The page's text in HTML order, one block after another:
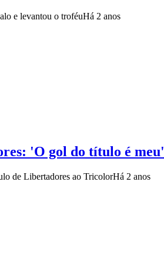
e levantou o troféuHá 2 anos
'O gol do título é meu'
de Libertadores ao TricolorHá 2 anos